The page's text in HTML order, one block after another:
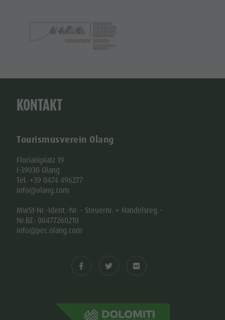
KONTAKT
Tourismusverein Olang
Florianiplatz 19
I-39030 Olang
Tel. +39 0474 496277
info@olang.com
MwSt-Nr.-Ident.-Nr. - Steuernr. + Handelsreg.-
Nr.BZ: 00477260210
info@pec.olang.com